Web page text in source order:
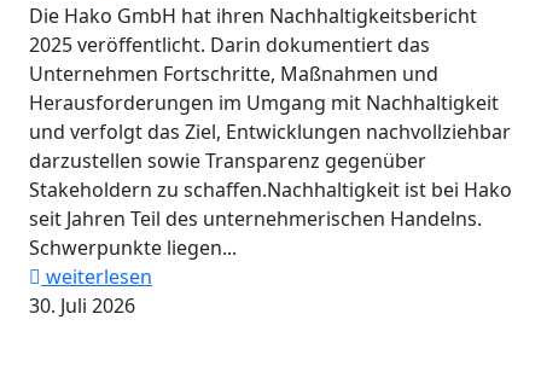
Die Hako GmbH hat ihren Nachhaltigkeitsbericht
2025 veröffentlicht. Darin dokumentiert das
Unternehmen Fortschritte, Maßnahmen und
Herausforderungen im Umgang mit Nachhaltigkeit
und verfolgt das Ziel, Entwicklungen nachvollziehbar
darzustellen sowie Transparenz gegenüber
Stakeholdern zu schaffen.Nachhaltigkeit ist bei Hako
seit Jahren Teil des unternehmerischen Handelns.
Schwerpunkte liegen...
weiterlesen
30. Juli 2026